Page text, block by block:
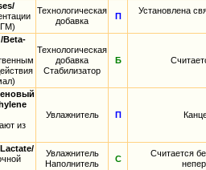
Технологическая
добавка
П
Установлена
Beta-
Технологическая
добавка
Стабилизатор
Б
из
Увлажнитель П
Увлажнитель
Наполнитель
С
Считается